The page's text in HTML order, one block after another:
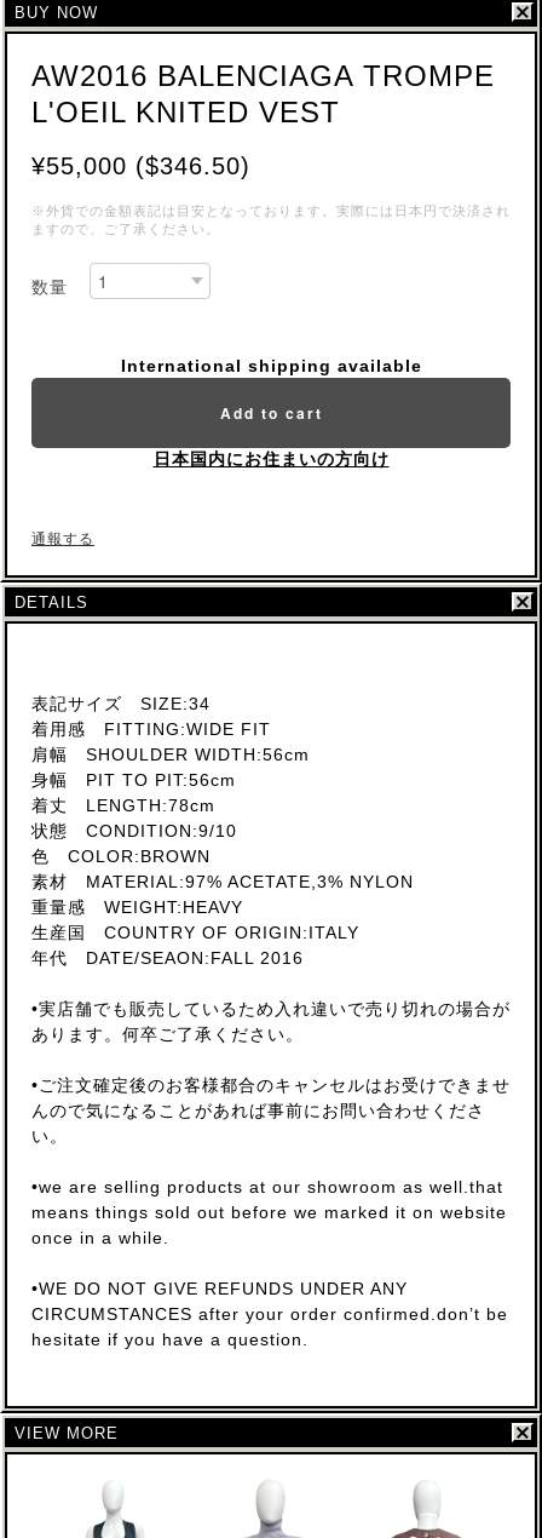
BUY NOW
AW2016 BALENCIAGA TROMPE
L'OEIL KNITED VEST
¥55,000 ($346.50)
※外貨での金額表記は目安となっております。実際には日本円で決済され
ますので、ご了承ください。
数量
International shipping available
Add to cart
日本国内にお住まいの方向け
通報する
DETAILS
表記サイズ SIZE:34
着用感 FITTING:WIDE FIT
肩幅 SHOULDER WIDTH:56cm
身幅 PIT TO PIT:56cm
着丈 LENGTH:78cm
状態 CONDITION:9/10
色 COLOR:BROWN
素材 MATERIAL:97% ACETATE,3% NYLON
重量感 WEIGHT:HEAVY
生産国 COUNTRY OF ORIGIN:ITALY
年代 DATE/SEAON:FALL 2016
•実店舗でも販売しているため入れ違いで売り切れの場合が
あります。何卒ご了承ください。
•ご注文確定後のお客様都合のキャンセルはお受けできませ
んので気になることがあれば事前にお問い合わせくださ
い。
•we are selling products at our showroom as well.that
means things sold out before we marked it on website
once in a while.
•WE DO NOT GIVE REFUNDS UNDER ANY
CIRCUMSTANCES after your order confirmed.don’t be
hesitate if you have a question.
VIEW MORE